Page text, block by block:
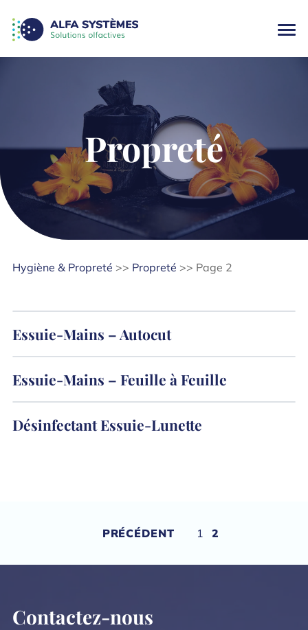
Propreté
Hygiène & Propreté >> Propreté >> Page 2
Essuie-Mains – Autocut
Essuie-Mains – Feuille à Feuille
Désinfectant Essuie-Lunette
Pagination
des
PRÉCÉDENT 1 2
Contactez-nous